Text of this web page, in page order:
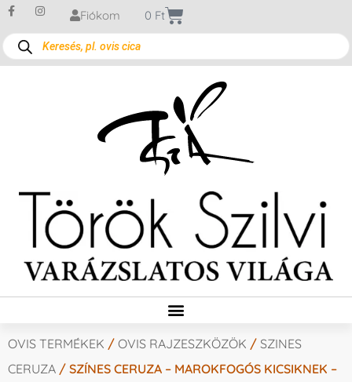
Fiókom 0 Ft
OVIS TERMÉKEK / OVIS RAJZESZKÖZÖK / SZINES
CERUZA / SZÍNES CERUZA – MAROKFOGÓS KICSIKNEK –